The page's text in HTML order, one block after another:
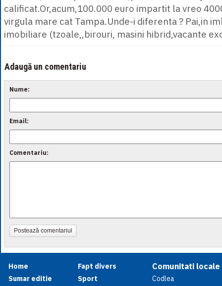
calificat.Or,acum,100.000 euro impartit la vreo
virgula mare cat Tampa.Unde-i diferenta ? Pai,in
imobiliare (tzoale,,birouri, masini hibrid,vacante
Adaugă un comentariu
Nume:
Email:
Comentariu:
Postează comentariul
Home
Sumar editie
Fapt divers
Sport
Comunitati locale
Codlea